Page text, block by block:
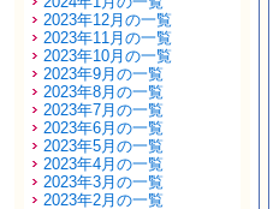
2023年12月の一覧
2023年11月の一覧
2023年10月の一覧
2023年9月の一覧
2023年8月の一覧
2023年7月の一覧
2023年6月の一覧
2023年5月の一覧
2023年4月の一覧
2023年3月の一覧
2023年2月の一覧